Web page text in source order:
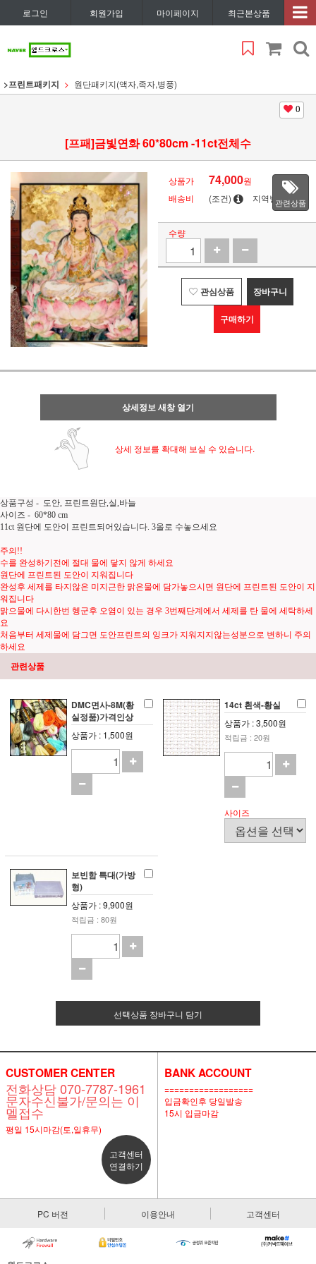
로그인 회원가입 마이페이지 최근본상품
>프린트패키지 원단패키지(액자,족자,병풍)
0
[프패]금빛연화 60*80cm -11ct전체수
상품가 74,000원
배송비
(조건) 지역별관련상품
수량
관심상품 장바구니
구매하기
상세정보 새창 열기
상세 정보를 확대해 보실 수 있습니다.
상품구성 - 도안, 프린트원단,실,바늘
사이즈 - 60*80 cm
11ct 원단에 도안이 프린트되어있습니다. 3올로 수놓으세요
주의!!
수를 완성하기전에 절대 물에 닿지 않게 하세요
원단에 프린트된 도안이 지워집니다
완성후 세제를 타지않은 미지근한 맑은물에 담가놓으시면 원단에 프린트된 도안이 지
워집니다
맑으물에 다시한번 헹군후 오염이 있는 경우 3번째단계에서 세제를 탄 물에 세탁하세
요
처음부터 세제물에 담그면 도안프린트의 잉크가 지워지지않는성분으로 변하니 주의
하세요
관련상품
DMC면사-8M(황
실정품)가격인상
상품가 : 1,500원
14ct 흰색-황실
상품가 : 3,500원
적립금 : 20원
사이즈
보빈함 특대(가방
형)
상품가 : 9,900원
적립금 : 80원
선택상품 장바구니 담기
CUSTOMER CENTER
전화상담 070-7787-1961
문자수신불가/문의는 이
멜접수
평일 15시마감(토,일휴무)
고객센터
연결하기
BANK ACCOUNT
==================
입금확인후 당일발송
15시 입금마감
PC 버전 이용안내 고객센터